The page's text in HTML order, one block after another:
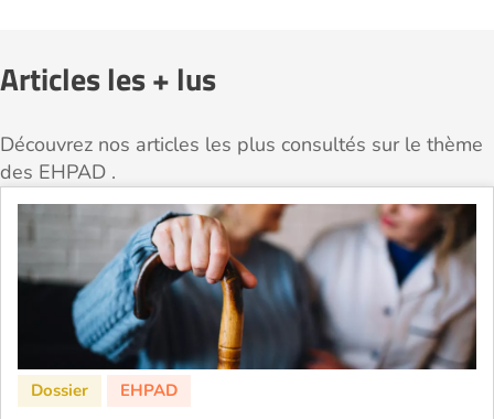
Articles les + lus
Découvrez nos articles les plus consultés sur le thème
des EHPAD .